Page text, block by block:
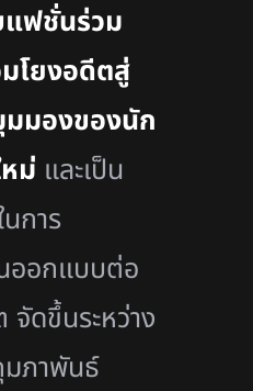
ฟชั่นร่วม
โยงอดีตสู่
มองของนัก
ม่ และเป็น
การ
ออกแบบต่อ
จัดขึ้นระหว่าง
ภาพันธ์